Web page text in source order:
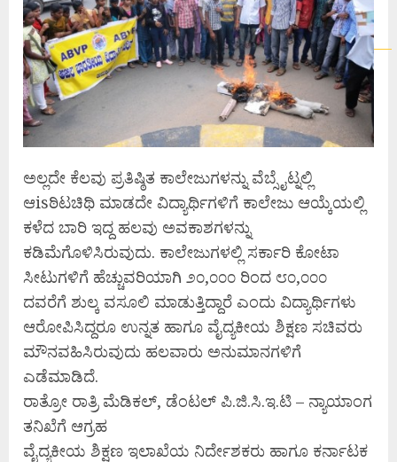
ಅಲ್ಲದೇ ಕೆಲವು ಪ್ರತಿಷ್ಠಿತ ಕಾಲೇಜುಗಳನ್ನು ವೆಬ್ಸೈಟ್ನಲ್ಲಿ
ಆisಠಿಟಚಿಥಿ ಮಾಡದೇ ವಿದ್ಯಾರ್ಥಿಗಳಿಗೆ ಕಾಲೇಜು ಆಯ್ಕೆಯಲ್ಲಿ
ಕಳೆದ ಬಾರಿ ಇದ್ದ ಹಲವು ಅವಕಾಶಗಳನ್ನು
ಕಡಿಮೆಗೊಳಿಸಿರುವುದು. ಕಾಲೇಜುಗಳಲ್ಲಿ ಸರ್ಕಾರಿ ಕೋಟಾ
ಸೀಟುಗಳಿಗೆ ಹೆಚ್ಚುವರಿಯಾಗಿ ೨೦,೦೦೦ ರಿಂದ ೮೦,೦೦೦
ದವರೆಗೆ ಶುಲ್ಕ ವಸೂಲಿ ಮಾಡುತ್ತಿದ್ದಾರೆ ಎಂದು ವಿದ್ಯಾರ್ಥಿಗಳು
ಆರೋಪಿಸಿದ್ದರೂ ಉನ್ನತ ಹಾಗೂ ವೈದ್ಯಕೀಯ ಶಿಕ್ಷಣ ಸಚಿವರು
ಮೌನವಹಿಸಿರುವುದು ಹಲವಾರು ಅನುಮಾನಗಳಿಗೆ
ಎಡೆಮಾಡಿದೆ.
ರಾತ್ರೋ ರಾತ್ರಿ ಮೆಡಿಕಲ್, ಡೆಂಟಲ್ ಪಿ.ಜಿ.ಸಿ.ಇ.ಟಿ – ನ್ಯಾಯಾಂಗ
ತನಿಖೆಗೆ ಆಗ್ರಹ
ವೈದ್ಯಕೀಯ ಶಿಕ್ಷಣ ಇಲಾಖೆಯ ನಿರ್ದೇಶಕರು ಹಾಗೂ ಕರ್ನಾಟಕ